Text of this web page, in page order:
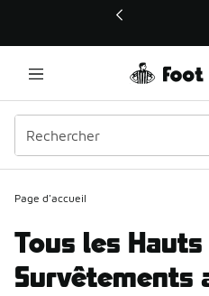
Ce lien ouvrira une nouvelle
Page d'accueil
Tous les
Survêtements